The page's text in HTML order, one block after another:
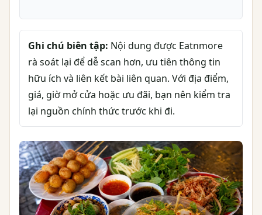
Ghi chú biên tập: Nội dung được Eatnmore
rà soát lại để dễ scan hơn, ưu tiên thông tin
hữu ích và liên kết bài liên quan. Với địa điểm,
giá, giờ mở cửa hoặc ưu đãi, bạn nên kiểm tra
lại nguồn chính thức trước khi đi.